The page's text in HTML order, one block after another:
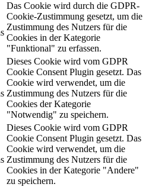
Das Cookie wird durch die GDPR-
Cookie-Zustimmung gesetzt, um die
Zustimmung des Nutzers für die
Cookies in der Kategorie
"Funktional" zu erfassen.
Dieses Cookie wird vom GDPR
Cookie Consent Plugin gesetzt. Das
Cookie wird verwendet, um die
Zustimmung des Nutzers für die
Cookies der Kategorie
"Notwendig" zu speichern.
Dieses Cookie wird vom GDPR
Cookie Consent Plugin gesetzt. Das
Cookie wird verwendet, um die
Zustimmung des Nutzers für die
Cookies in der Kategorie "Andere"
zu speichern.